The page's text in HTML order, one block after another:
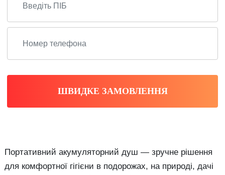
ШВИДКЕ ЗАМОВЛЕННЯ
Портативний акумуляторний душ — зручне рішення
для комфортної гігієни в подорожах, на природі, дачі